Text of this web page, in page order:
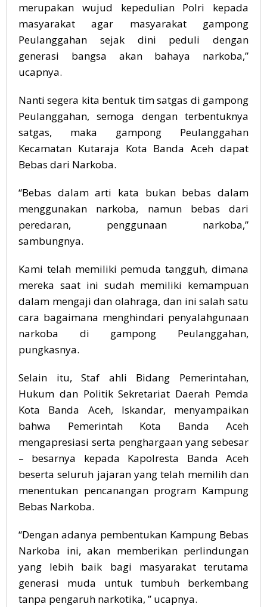
merupakan wujud kepedulian Polri kepada
masyarakat agar masyarakat gampong
Peulanggahan sejak dini peduli dengan
generasi bangsa akan bahaya narkoba,”
ucapnya.
Nanti segera kita bentuk tim satgas di gampong
Peulanggahan, semoga dengan terbentuknya
satgas, maka gampong Peulanggahan
Kecamatan Kutaraja Kota Banda Aceh dapat
Bebas dari Narkoba.
“Bebas dalam arti kata bukan bebas dalam
menggunakan narkoba, namun bebas dari
peredaran, penggunaan narkoba,”
sambungnya.
Kami telah memiliki pemuda tangguh, dimana
mereka saat ini sudah memiliki kemampuan
dalam mengaji dan olahraga, dan ini salah satu
cara bagaimana menghindari penyalahgunaan
narkoba di gampong Peulanggahan,
pungkasnya.
Selain itu, Staf ahli Bidang Pemerintahan,
Hukum dan Politik Sekretariat Daerah Pemda
Kota Banda Aceh, Iskandar, menyampaikan
bahwa Pemerintah Kota Banda Aceh
mengapresiasi serta penghargaan yang sebesar
– besarnya kepada Kapolresta Banda Aceh
beserta seluruh jajaran yang telah memilih dan
menentukan pencanangan program Kampung
Bebas Narkoba.
“Dengan adanya pembentukan Kampung Bebas
Narkoba ini, akan memberikan perlindungan
yang lebih baik bagi masyarakat terutama
generasi muda untuk tumbuh berkembang
tanpa pengaruh narkotika, ” ucapnya.